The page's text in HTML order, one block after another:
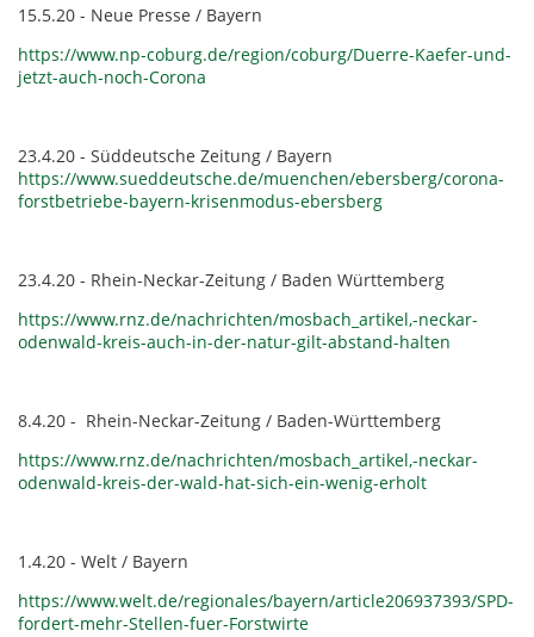
15.5.20 - Neue Presse / Bayern
https://www.np-coburg.de/region/coburg/Duerre-Kaefer-und-
jetzt-auch-noch-Corona
23.4.20 - Süddeutsche Zeitung / Bayern
https://www.sueddeutsche.de/muenchen/ebersberg/corona-
forstbetriebe-bayern-krisenmodus-ebersberg
23.4.20 - Rhein-Neckar-Zeitung / Baden Württemberg
https://www.rnz.de/nachrichten/mosbach_artikel,-neckar-
odenwald-kreis-auch-in-der-natur-gilt-abstand-halten
8.4.20 - Rhein-Neckar-Zeitung / Baden-Württemberg
https://www.rnz.de/nachrichten/mosbach_artikel,-neckar-
odenwald-kreis-der-wald-hat-sich-ein-wenig-erholt
1.4.20 - Welt / Bayern
https://www.welt.de/regionales/bayern/article206937393/SPD-
fordert-mehr-Stellen-fuer-Forstwirte